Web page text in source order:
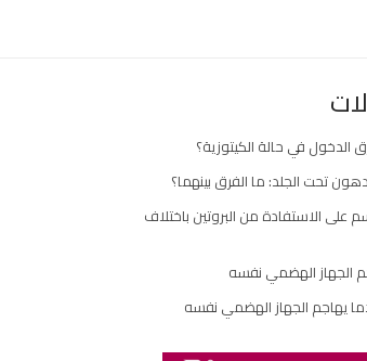
في حالة الكيتوزية؟
تحت الجلد: ما الفرق بينهما؟
الاستفادة من البروتين باختلاف
الجهاز الهضمي نفسه
يهاجم الجهاز الهضمي نفسه